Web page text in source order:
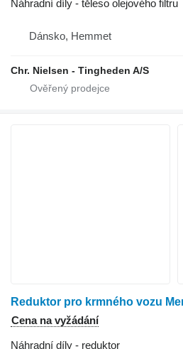
Náhradní díly - těleso olejového filtru
Dánsko, Hemmet
Chr. Nielsen - Tingheden A/S
Reduktor pro krmného vozu
Cena na vyžádání
Náhradní díly - reduktor